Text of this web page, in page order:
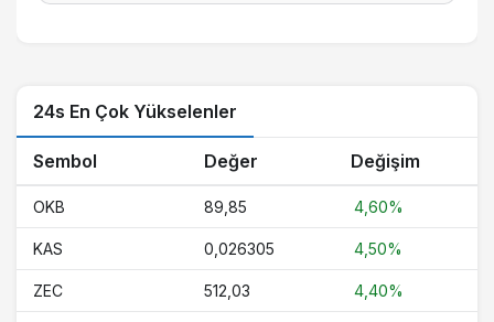
24s En Çok Yükselenler
Sembol Değer Değişim
OKB 89,85 4,60%
KAS 0,026305 4,50%
ZEC 512,03 4,40%